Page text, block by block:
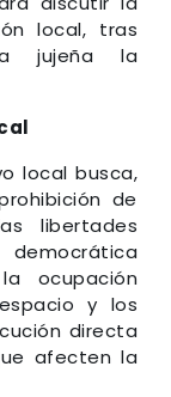
local, tras
jujeña la
local busca,
de
libertades
ocupación
y los
directa
afecten la